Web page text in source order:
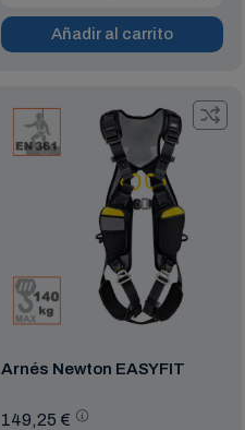
Añadir al carrito
Arnés Newton EASYFIT
149,25 €